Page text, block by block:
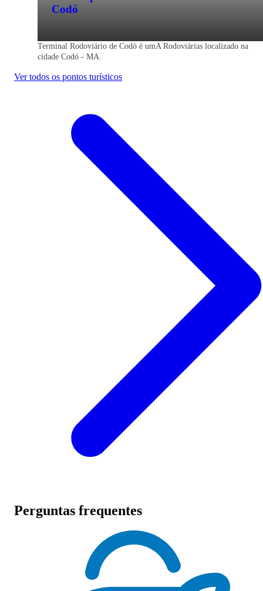
Codó
Terminal Rodoviário de Codó é umA Rodoviárias localizado na
cidade Codó - MA.
Ver todos os pontos turísticos
Perguntas frequentes